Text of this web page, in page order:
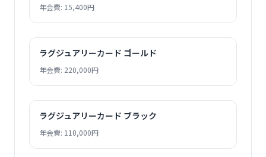
年会費: 15,400円
ラグジュアリーカード ゴールド
年会費: 220,000円
ラグジュアリーカード ブラック
年会費: 110,000円